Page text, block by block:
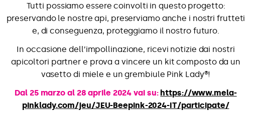
Tutti possiamo essere coinvolti in questo progetto:
preservando le nostre api, preserviamo anche i nostri frutteti
e, di conseguenza, proteggiamo il nostro futuro.
In occasione dell’impollinazione, ricevi notizie dai nostri
apicoltori partner e prova a vincere un kit composto da un
vasetto di miele e un grembiule Pink Lady®!
Dal 25 marzo al 28 aprile 2024 vai su: https://www.mela-
pinklady.com/jeu/JEU-Beepink-2024-IT/participate/